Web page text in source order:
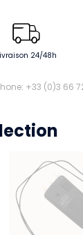
24/48h
+33 (0)3 66